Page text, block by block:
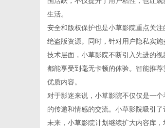
生活。
安全和版权保护也是小草影院重点关
绝盗版资源。同时，针对用户隐私实
技术层面，小草影院不断引入先进的
都能享受到毫无卡顿的体验。智能推
优质内容。
对于影迷来说，小草影院不仅仅是一
的传递和情感的交流。小草影院吸引
未来，小草影院计划继续扩大内容库